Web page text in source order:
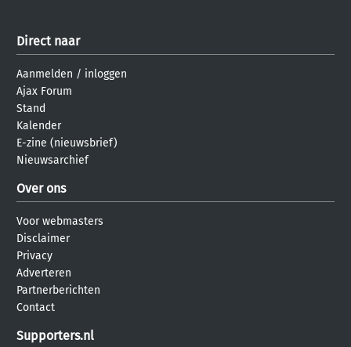
Direct naar
Aanmelden / inloggen
Ajax Forum
Stand
Kalender
E-zine (nieuwsbrief)
Nieuwsarchief
Over ons
Voor webmasters
Disclaimer
Privacy
Adverteren
Partnerberichten
Contact
Supporters.nl